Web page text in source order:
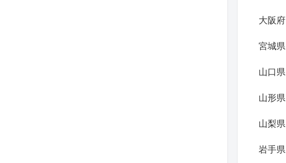
大阪府
宮城県
山口県
山形県
山梨県
岩手県